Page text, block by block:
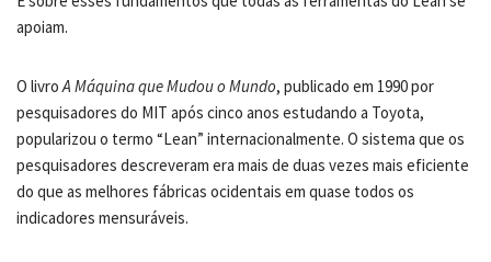
apoiam.
O livro A Máquina que Mudou o Mundo, publicado em 1990 por
pesquisadores do MIT após cinco anos estudando a Toyota,
popularizou o termo “Lean” internacionalmente. O sistema que os
pesquisadores descreveram era mais de duas vezes mais eficiente
do que as melhores fábricas ocidentais em quase todos os
indicadores mensuráveis.